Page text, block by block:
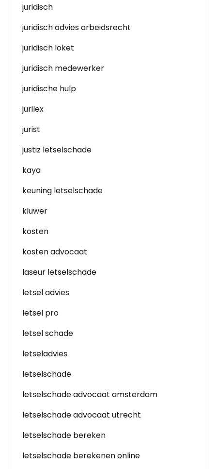
juridisch
juridisch advies arbeidsrecht
juridisch loket
juridisch medewerker
juridische hulp
jurilex
jurist
justiz letselschade
kaya
keuning letselschade
kluwer
kosten
kosten advocaat
laseur letselschade
letsel advies
letsel pro
letsel schade
letseladvies
letselschade
letselschade advocaat amsterdam
letselschade advocaat utrecht
letselschade bereken
letselschade berekenen online